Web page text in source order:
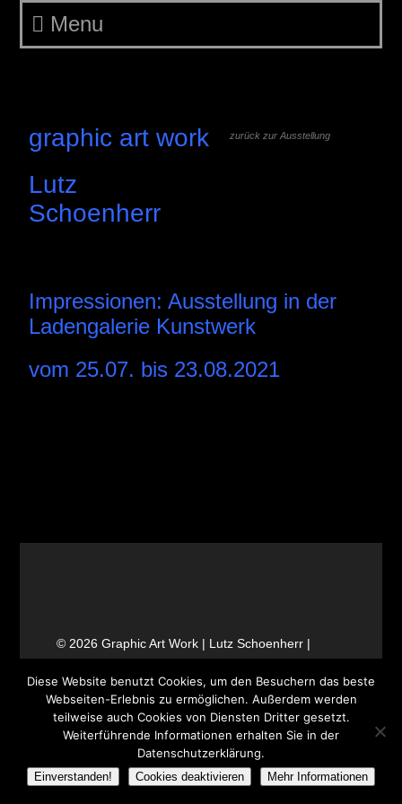
Menu
zurück zur Ausstellung
graphic art work
Lutz
Schoenherr
Impressionen: Ausstellung in der
Ladengalerie Kunstwerk
vom 25.07. bis 23.08.2021
© 2026 Graphic Art Work | Lutz Schoenherr |
Werbeagentur Landau
Diese Website benutzt Cookies, um den Besuchern das beste
Webseiten-Erlebnis zu ermöglichen. Außerdem werden
teilweise auch Cookies von Diensten Dritter gesetzt.
Weiterführende Informationen erhalten Sie in der
Datenschutzerklärung.
Einverstanden! Cookies deaktivieren Mehr Informationen